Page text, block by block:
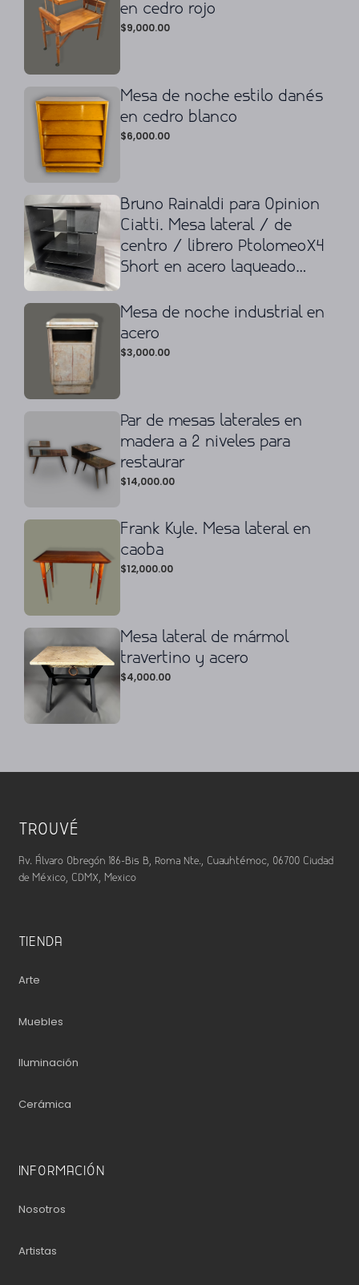
en cedro rojo
$9,000.00
Mesa de noche estilo danés
en cedro blanco
$6,000.00
Bruno Rainaldi para Opinion
Ciatti. Mesa lateral / de
centro / librero PtolomeoX4
Short en acero laqueado
Mesa de noche industrial en
acero
$3,000.00
Par de mesas laterales en
madera a 2 niveles para
restaurar
$14,000.00
Frank Kyle. Mesa lateral en
caoba
$12,000.00
Mesa lateral de mármol
travertino y acero
$4,000.00
TROUVÉ
Av. Álvaro Obregón 186-Bis B, Roma Nte., Cuauhtémoc, 06700 Ciudad
de México, CDMX, Mexico
TIENDA
Arte
Muebles
Iluminación
Cerámica
INFORMACIÓN
Nosotros
Artistas